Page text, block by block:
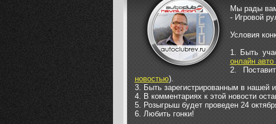
Мы рады
- Игровой
Условия
1. Быть
онлайн
2.
новостью).
3. Быть зарегистрированным в нашей
4. В комментариях к этой новости
5. Розыгрыш будет проведен 24
6. Любить гонки!